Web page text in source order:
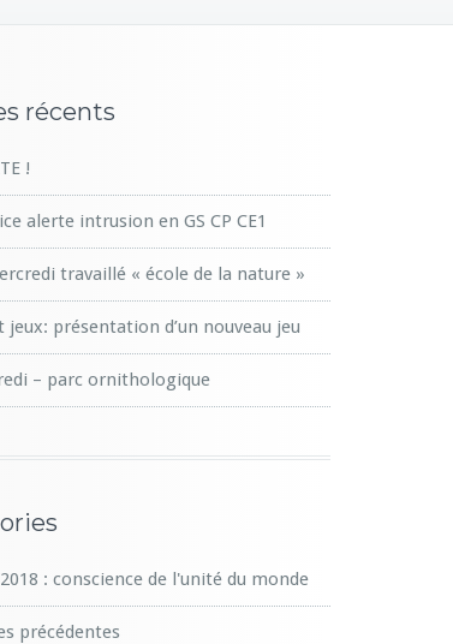
récents
!
alerte intrusion en GS CP CE1
travaillé « école de la nature »
jeux: présentation d’un nouveau jeu
– parc ornithologique
: conscience de l'unité du monde
précédentes